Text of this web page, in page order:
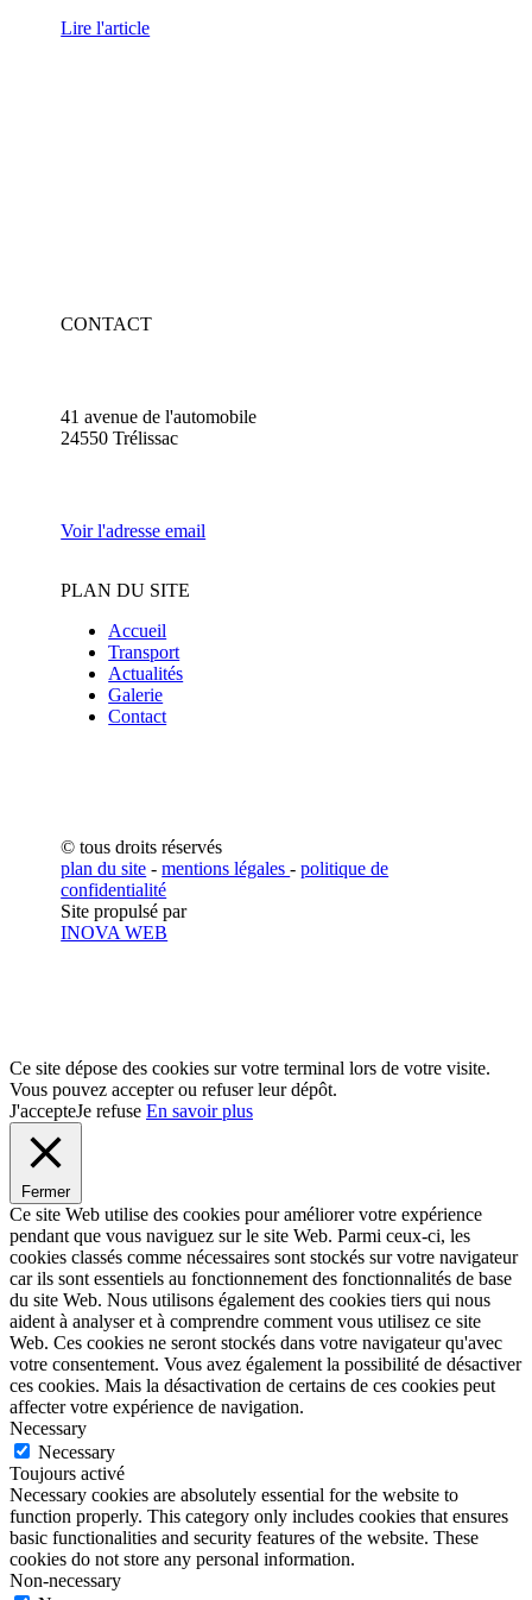
Lire l'article
CONTACT
41 avenue de l'automobile
24550 Trélissac
Voir l'adresse email
PLAN DU SITE
Accueil
Transport
Actualités
Galerie
Contact
© tous droits réservés
plan du site -mentions légales-politique de
confidentialité
Site propulsé par
INOVA WEB
Ce site dépose des cookies sur votre terminal lors de votre visite.
Vous pouvez accepter ou refuser leur dépôt.
J'accepteJe refuse En savoir plus
Fermer
Ce site Web utilise des cookies pour améliorer votre expérience
pendant que vous naviguez sur le site Web. Parmi ceux-ci, les
cookies classés comme nécessaires sont stockés sur votre navigateur
car ils sont essentiels au fonctionnement des fonctionnalités de base
du site Web. Nous utilisons également des cookies tiers qui nous
aident à analyser et à comprendre comment vous utilisez ce site
Web. Ces cookies ne seront stockés dans votre navigateur qu'avec
votre consentement. Vous avez également la possibilité de désactiver
ces cookies. Mais la désactivation de certains de ces cookies peut
affecter votre expérience de navigation.
Necessary
Necessary
Toujours activé
Necessary cookies are absolutely essential for the website to
function properly. This category only includes cookies that ensures
basic functionalities and security features of the website. These
cookies do not store any personal information.
Non-necessary